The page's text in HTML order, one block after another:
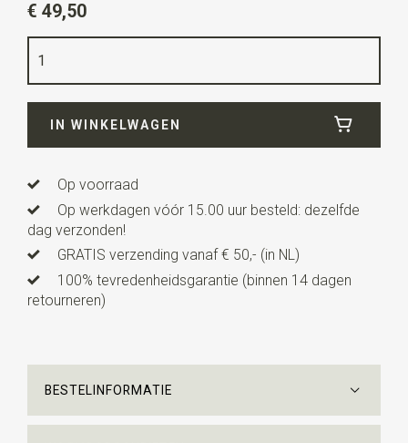
wit / grijs
Kwaliteit
Lengte160 cm
€ 49,50
IN WINKELWAGEN
Op voorraad
Op werkdagen vóór 15.00 uur besteld: dezelfde
dag verzonden!
GRATIS verzending vanaf € 50,- (in NL)
100% tevredenheidsgarantie (binnen 14 dagen
retourneren)
BESTELINFORMATIE